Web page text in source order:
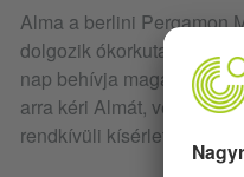
Alma a berlini Pergamon
dolgozik ókorkutatóként. A
nap behívja magához, és
arra kéri Almát, vegyen
rendkívüli kísérletben.